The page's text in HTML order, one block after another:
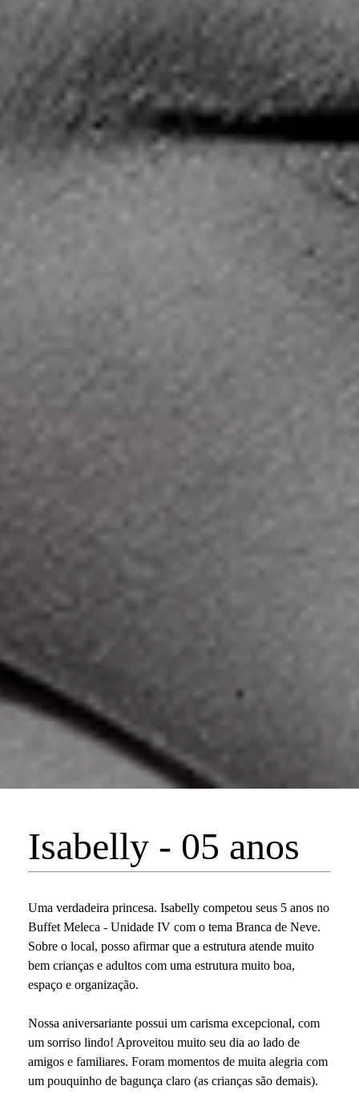
Isabelly - 05 anos
Uma verdadeira princesa. Isabelly competou seus 5 anos no
Buffet Meleca - Unidade IV com o tema Branca de Neve.
Sobre o local, posso afirmar que a estrutura atende muito
bem crianças e adultos com uma estrutura muito boa,
espaço e organização.
Nossa aniversariante possui um carisma excepcional, com
um sorriso lindo! Aproveitou muito seu dia ao lado de
amigos e familiares. Foram momentos de muita alegria com
um pouquinho de bagunça claro (as crianças são demais).